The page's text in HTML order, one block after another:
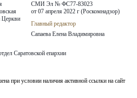
Церкви
СМИ Эл № ФС77-83023
от 07 апреля 2022 г (Роскомнадзор)
Главный редактор
Сапаева Елена Владимировна
Саратовской епархии
при условии наличия активной ссылки на сайт